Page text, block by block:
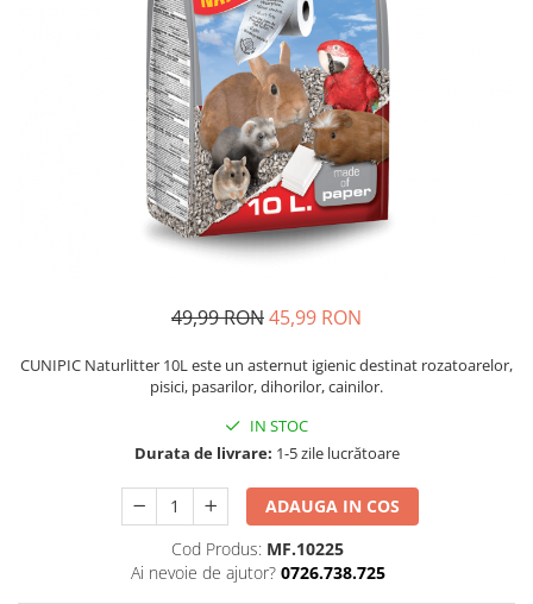
Covorașe Igienice Câini
Antiparazitare Câini
Culcușuri & Saltele Câini
49,99 RON45,99 RON
CUNIPIC Naturlitter 10L este un asternut igienic destinat rozatoarelor,
pisici, pasarilor, dihorilor, cainilor.
IN STOC
Durata de livrare: 1-5 zile lucrătoare
ADAUGA IN COS
Cod Produs: MF.10225
Ai nevoie de ajutor? 0726.738.725